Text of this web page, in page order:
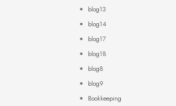
blog13
blog14
blog17
blog18
blog8
blog9
Bookkeeping